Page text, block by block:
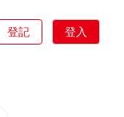
登記 登入